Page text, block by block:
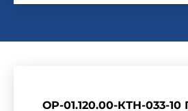
ОР-01.120.00-КТН-033-